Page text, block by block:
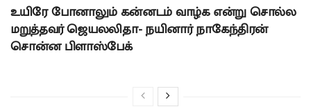
உயிரே போனாலும் கன்னடம் வாழ்க என்று சொல்ல
மறுத்தவர் ஜெயலலிதா- நயினார் நாகேந்திரன்
சொன்ன பிளாஸ்பேக்